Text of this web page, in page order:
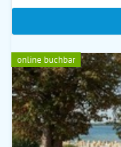
online buchbar